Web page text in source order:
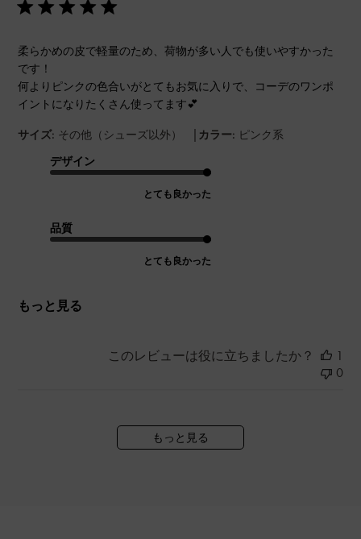
柔らかめの皮で軽量のため、荷物が多い人でも使いやすかった
です！
何よりピンクの色合いがとてもお気に入りで、コーデのワンポ
イントになりたくさん使ってます💕
サイズ: その他（シューズ以外） | カラー: ピンク系
デザイン
とても良かった
品質
とても良かった
もっと見る
このレビューは役に立ちましたか？
1
0
もっと見る